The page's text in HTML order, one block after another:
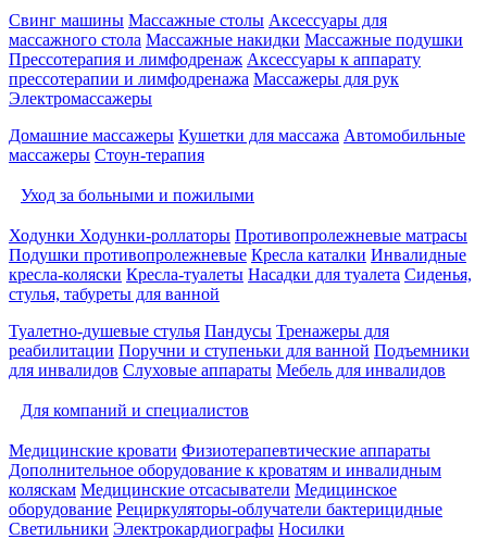
Свинг машины Массажные столы Аксессуары для
массажного стола Массажные накидки Массажные подушки
Прессотерапия и лимфодренаж Аксессуары к аппарату
прессотерапии и лимфодренажа Массажеры для рук
Электромассажеры
Домашние массажеры Кушетки для массажа Автомобильные
массажеры Стоун-терапия
Уход за больными и пожилыми
Ходунки Ходунки-роллаторы Противопролежневые матрасы
Подушки противопролежневые Кресла каталки Инвалидные
кресла-коляски Кресла-туалеты Насадки для туалета Сиденья,
стулья, табуреты для ванной
Туалетно-душевые стулья Пандусы Тренажеры для
реабилитации Поручни и ступеньки для ванной Подъемники
для инвалидов Слуховые аппараты Мебель для инвалидов
Для компаний и специалистов
Медицинские кровати Физиотерапевтические аппараты
Дополнительное оборудование к кроватям и инвалидным
коляскам Медицинские отсасыватели Медицинское
оборудование Рециркуляторы-облучатели бактерицидные
Светильники Электрокардиографы Носилки